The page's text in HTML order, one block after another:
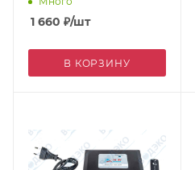
1 660 ₽/шт
В КОРЗИНУ